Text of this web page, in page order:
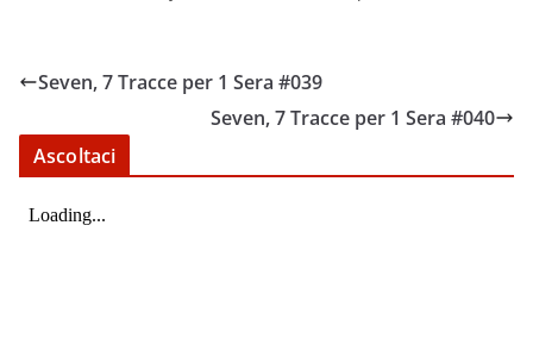
EMBED
Seven, 7 Tracce per 1 Sera #039
Seven, 7 Tracce per 1 Sera #040
Ascoltaci